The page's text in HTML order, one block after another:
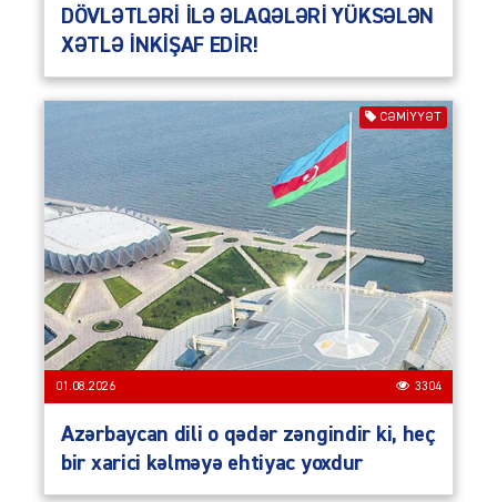
DÖVLƏTLƏRİ İLƏ ƏLAQƏLƏRİ YÜKSƏLƏN
XƏTLƏ İNKİŞAF EDİR!
CƏMIYYƏT
01.08.2026 3304
Azərbaycan dili o qədər zəngindir ki, heç
bir xarici kəlməyə ehtiyac yoxdur